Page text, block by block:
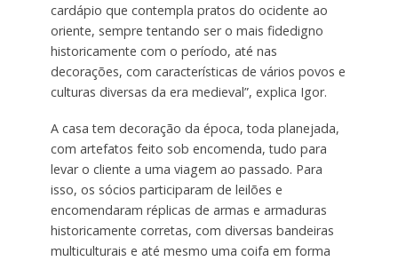
cardápio que contempla pratos do ocidente ao
oriente, sempre tentando ser o mais fidedigno
historicamente com o período, até nas
decorações, com características de vários povos e
culturas diversas da era medieval”, explica Igor.
A casa tem decoração da época, toda planejada,
com artefatos feito sob encomenda, tudo para
levar o cliente a uma viagem ao passado. Para
isso, os sócios participaram de leilões e
encomendaram réplicas de armas e armaduras
historicamente corretas, com diversas bandeiras
multiculturais e até mesmo uma coifa em forma